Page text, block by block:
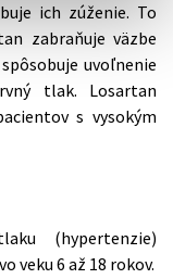
ich zúženie. To
zabraňuje väzbe
uvoľnenie
tlak. Losartan
s vysokým
(hypertenzie)
veku 6 až 18 rokov.